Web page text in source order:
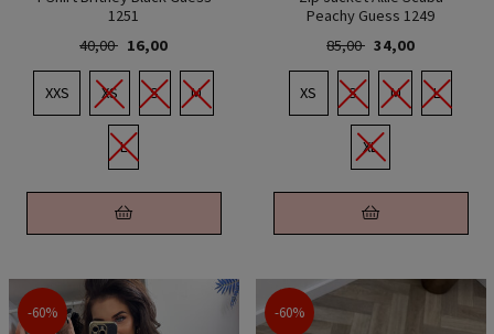
1251
40,00 16,00
XXS XS S M
L
Peachy Guess 1249
85,00 34,00
XS S M L
XL
-60% -60%